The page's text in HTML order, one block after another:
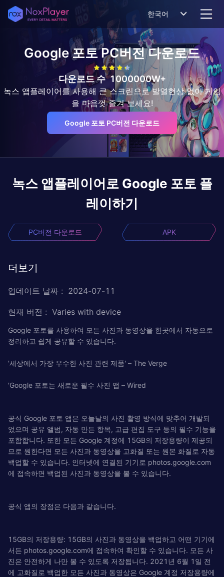
한국어
Google 포토PC버전 다운로드
다운로드 수 1000000W+
녹스 앱플레이어를 사용해 큰 스크린으로 발열현상 없이 게임
을 마음껏 즐겨 보세요!
Google 포토 PC버전 다운로드
녹스 앱플레이어로 Google 포토 플
레이하기
PC버전 다운로드 APK
더보기
업데이트 날짜 : 2024-07-11
현재 버전 : Varies with device
Google 포토를 사용하여 모든 사진과 동영상을 한곳에서 자동으로
정리하고 쉽게 공유할 수 있습니다.
'세상에서 가장 우수한 사진 관련 제품' – The Verge
'Google 포토는 새로운 필수 사진 앱 – Wired
공식 Google 포토 앱은 오늘날의 사진 촬영 방식에 맞추어 개발되
었으며 공유 앨범, 자동 만든 항목, 고급 편집 도구 등의 필수 기능을
포함합니다. 또한 모든 Google 계정에 15GB의 저장용량이 제공되
므로 원한다면 모든 사진과 동영상을 고화질 또는 원본 화질로 자동
백업할 수 있습니다. 인터넷에 연결된 기기로 photos.google.com
에 접속하면 백업된 사진과 동영상을 볼 수 있습니다.
공식 앱의 장점은 다음과 같습니다.
15GB의 저장용량: 15GB의 사진과 동영상을 백업하고 어떤 기기에
서든 photos.google.com에 접속하여 확인할 수 있습니다. 모든 사
진은 안전하게 나만 볼 수 있도록 저장됩니다. 2021년 6월 1일 전
에 고화질로 백업한 모든 사진과 동영상은 Google 계정 저장용량에